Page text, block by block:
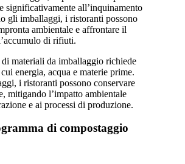
significativamente all’inquinamento
gli imballaggi, i ristoranti possono
ambientale e affrontare il
di rifiuti.
materiali da imballaggio richiede
energia, acqua e materie prime.
i ristoranti possono conservare
mitigando l’impatto ambientale
e ai processi di produzione.
di compostaggio